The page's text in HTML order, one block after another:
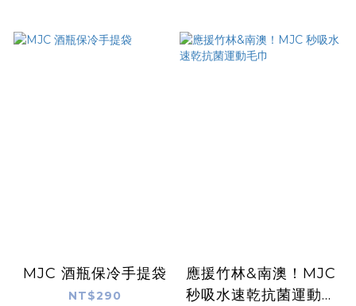
MJC 酒瓶保冷手提袋
NT$290
應援竹林&南澳！MJC
秒吸水速乾抗菌運動毛